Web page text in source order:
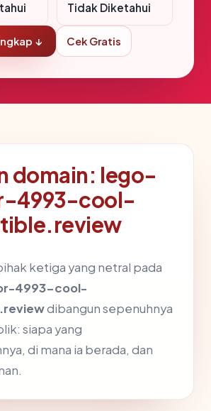
Tidak Diketahui
↓ Cek Gratis
domain: lego-
4993-cool-
ketiga yang netral pada
4993-cool-
dibangun sepenuhnya
siapa yang
di mana ia berada, dan